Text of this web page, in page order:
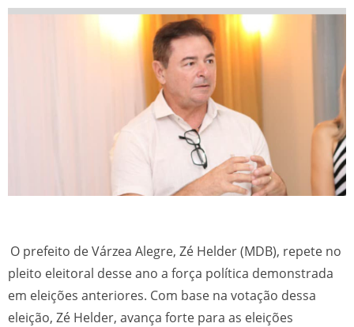
O prefeito de Várzea Alegre, Zé Helder (MDB), repete no
pleito eleitoral desse ano a força política demonstrada
em eleições anteriores. Com base na votação dessa
eleição, Zé Helder, avança forte para as eleições